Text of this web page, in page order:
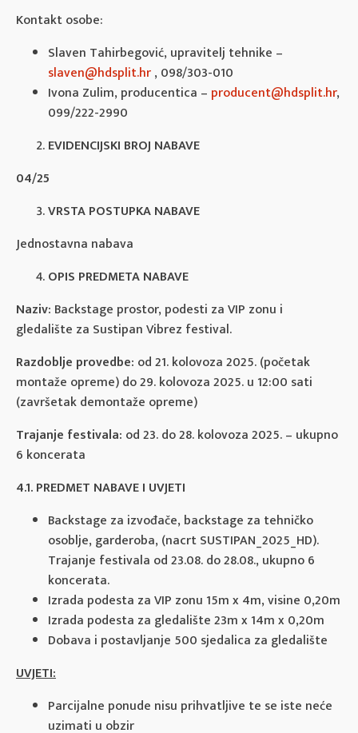
Kontakt osobe:
Slaven Tahirbegović, upravitelj tehnike –
slaven@hdsplit.hr, 098/303-010
Ivona Zulim, producentica – producent@hdsplit.hr,
099/222-2990
EVIDENCIJSKI BROJ NABAVE
04/25
VRSTA POSTUPKA NABAVE
Jednostavna nabava
OPIS PREDMETA NABAVE
Naziv: Backstage prostor, podesti za VIP zonu i
gledalište za Sustipan Vibrez festival.
Razdoblje provedbe: od 21. kolovoza 2025. (početak
montaže opreme) do 29. kolovoza 2025. u 12:00 sati
(završetak demontaže opreme)
Trajanje festivala: od 23. do 28. kolovoza 2025. – ukupno
6 koncerata
4.1. PREDMET NABAVE I UVJETI
Backstage za izvođače, backstage za tehničko
osoblje, garderoba, (nacrt SUSTIPAN_2025_HD).
Trajanje festivala od 23.08. do 28.08., ukupno 6
koncerata.
Izrada podesta za VIP zonu 15m x 4m, visine 0,20m
Izrada podesta za gledalište 23m x 14m x 0,20m
Dobava i postavljanje 500 sjedalica za gledalište
UVJETI:
Parcijalne ponude nisu prihvatljive te se iste neće
uzimati u obzir